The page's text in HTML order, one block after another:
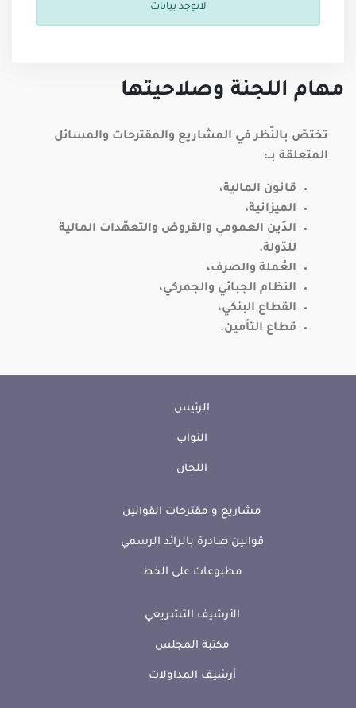
لاتوجد بيانات
مهام اللجنة وصلاحيتها
تختصّ بالنّظر في المشاريع والمقترحات والمسائل
المتعلقة بــ:
قانون المالية،
الميزانية،
الدَين العمومي والقروض والتعهّدات المالية
للدّولة.
العُملة والصرف،
النظام الجبائي والجمركي،
القطاع البنكي،
قطاع التأمين.
الرئيس
النواب
اللجان
مشاريع و مقترحات القوانين
قوانين صادرة بالرائد الرسمي
مطبوعات على الخط
الأرشيف التشريعي
مكتبة المجلس
أرشيف المداولات